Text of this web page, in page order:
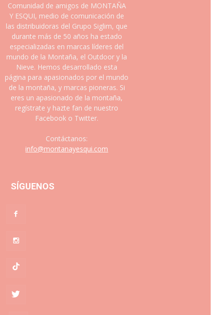
Comunidad de amigos de MONTAÑA
Y ESQUI, medio de comunicación de
las distribuidoras del Grupo Siglim, que
durante más de 50 años ha estado
especializadas en marcas líderes del
mundo de la Montaña, el Outdoor y la
Nieve. Hemos desarrollado esta
página para apasionados por el mundo
de la montaña, y marcas pioneras. Si
eres un apasionado de la montaña,
regístrate y hazte fan de nuestro
Facebook o Twitter.
Contáctanos:
info@montanayesqui.com
SÍGUENOS